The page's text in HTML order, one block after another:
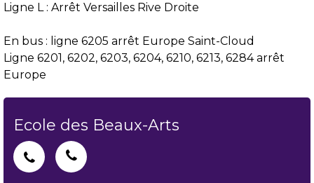
Ligne L : Arrêt Versailles Rive Droite
En bus : ligne 6205 arrêt Europe Saint-Cloud
Ligne 6201, 6202, 6203, 6204, 6210, 6213, 6284 arrêt
Europe
Ecole des Beaux-Arts